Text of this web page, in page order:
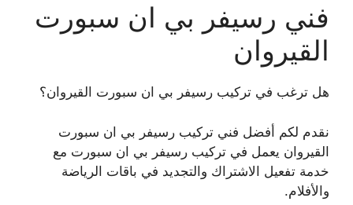
فني رسيفر بي ان سبورت
القيروان
هل ترغب في تركيب رسيفر بي ان سبورت القيروان؟
نقدم لكم أفضل فني تركيب رسيفر بي ان سبورت
القيروان يعمل في تركيب رسيفر بي ان سبورت مع
خدمة تفعيل الاشتراك والتجديد في باقات الرياضة
والأفلام.